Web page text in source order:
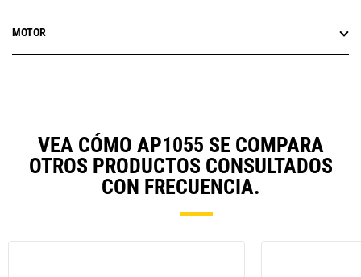
MOTOR
VEA CÓMO AP1055 SE COMPARA
OTROS PRODUCTOS CONSULTADOS
CON FRECUENCIA.